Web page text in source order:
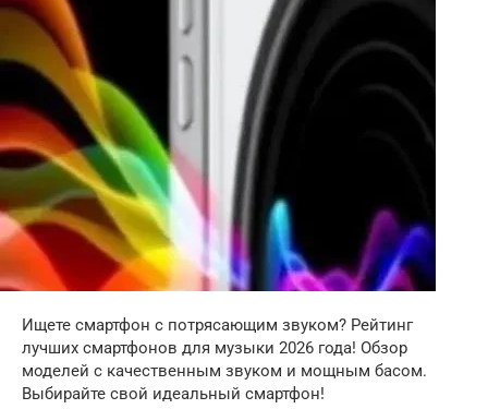
Ищете смартфон с потрясающим звуком? Рейтинг
лучших смартфонов для музыки 2026 года! Обзор
моделей с качественным звуком и мощным басом.
Выбирайте свой идеальный смартфон!